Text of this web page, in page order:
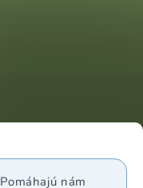
Pomáhajú nám